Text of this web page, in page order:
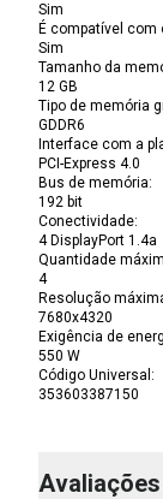
Sim
É compatível com
Sim
Tamanho da
12 GB
Tipo de memória
GDDR6
Interface com a
PCI-Express 4.0
Bus de memória:
192 bit
Conectividade:
4 DisplayPort 1.4a
Quantidade
4
Resolução
7680x4320
Exigência de
550 W
Código Universal :
353603387150
Avaliações